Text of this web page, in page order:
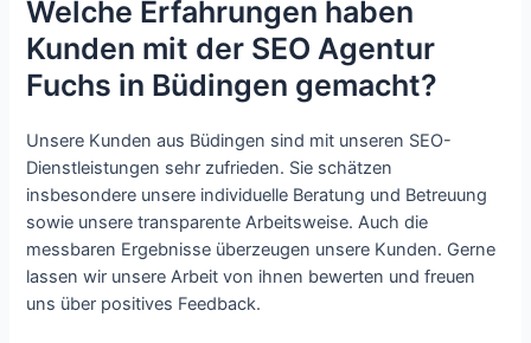
Welche Erfahrungen haben
Kunden mit der SEO Agentur
Fuchs in Büdingen gemacht?
Unsere Kunden aus Büdingen sind mit unseren SEO-
Dienstleistungen sehr zufrieden. Sie schätzen
insbesondere unsere individuelle Beratung und Betreuung
sowie unsere transparente Arbeitsweise. Auch die
messbaren Ergebnisse überzeugen unsere Kunden. Gerne
lassen wir unsere Arbeit von ihnen bewerten und freuen
uns über positives Feedback.